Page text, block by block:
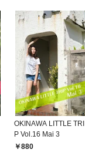
OKINAWA LITTLE TRI
P Vol.16 Mai 3
880